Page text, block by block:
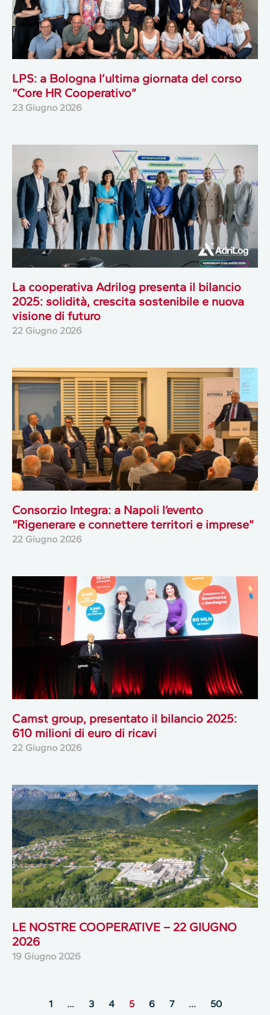
LPS: a Bologna l’ultima giornata del corso
“Core HR Cooperativo”
23 Giugno 2026
La cooperativa Adrilog presenta il bilancio
2025: solidità, crescita sostenibile e nuova
visione di futuro
22 Giugno 2026
Consorzio Integra: a Napoli l’evento
“Rigenerare e connettere territori e imprese”
22 Giugno 2026
Camst group, presentato il bilancio 2025:
610 milioni di euro di ricavi
22 Giugno 2026
LE NOSTRE COOPERATIVE – 22 GIUGNO
2026
19 Giugno 2026
1 … 3 4 5 6 7 … 50